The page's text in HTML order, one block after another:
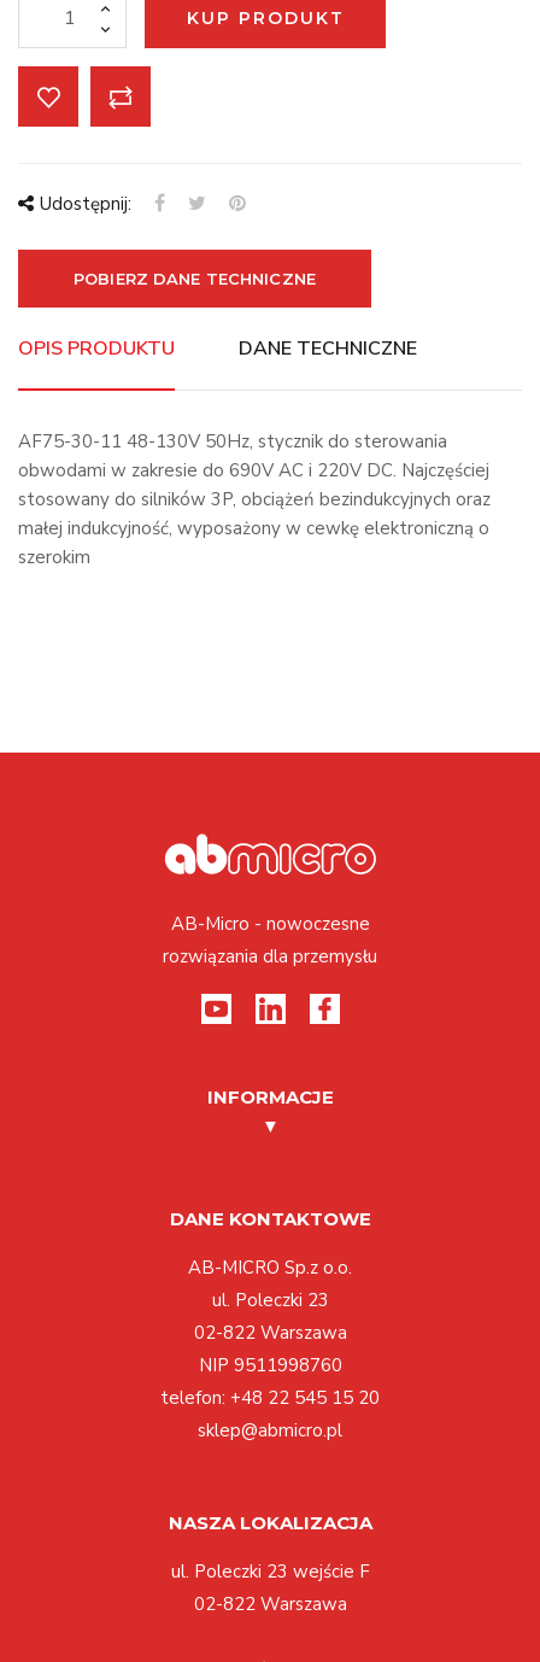
KUP PRODUKT
Udostępnij:
POBIERZ DANE TECHNICZNE
OPIS PRODUKTU DANE TECHNICZNE
AF75-30-11 48-130V 50Hz, stycznik do sterowania
obwodami w zakresie do 690V AC i 220V DC. Najczęściej
stosowany do silników 3P, obciążeń bezindukcyjnych oraz
małej indukcyjność, wyposażony w cewkę elektroniczną o
szerokim
AB-Micro - nowoczesne
rozwiązania dla przemysłu
INFORMACJE
DANE KONTAKTOWE
AB-MICRO Sp.z o.o.
ul. Poleczki 23
02-822 Warszawa
NIP 9511998760
telefon: +48 22 545 15 20
sklep@abmicro.pl
NASZA LOKALIZACJA
ul. Poleczki 23 wejście F
02-822 Warszawa